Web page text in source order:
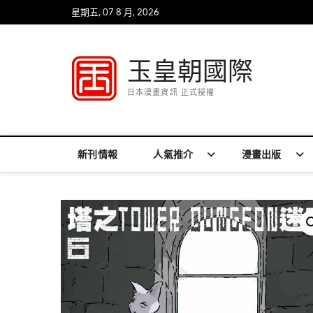
to
星期五, 07 8 月, 2026
玉皇朝國際
日本漫畫資訊 正式授權
新刊情報 人氣推介 漫畫出版